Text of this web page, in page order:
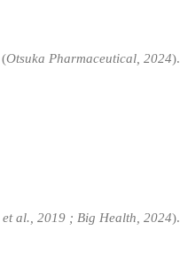
Otsuka Pharmaceutical, 2024).
al., 2019 ; Big Health, 2024).